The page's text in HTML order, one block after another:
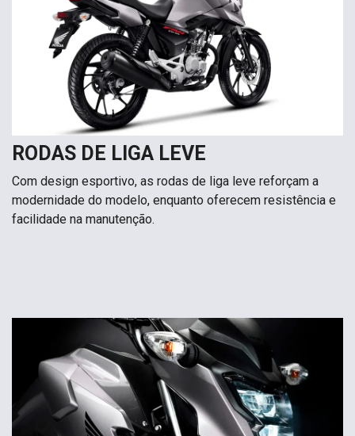
RODAS DE LIGA LEVE
Com design esportivo, as rodas de liga leve reforçam a
modernidade do modelo, enquanto oferecem resistência e
facilidade na manutenção.